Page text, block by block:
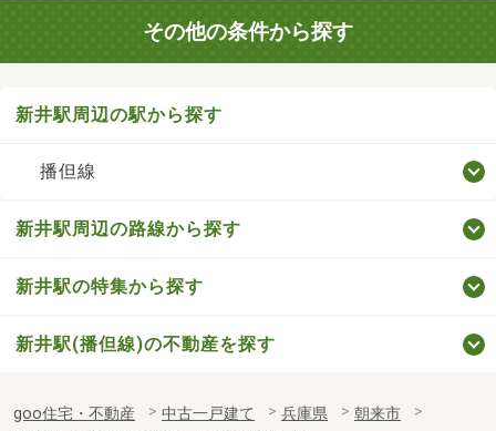
その他の条件から探す
新井駅周辺の駅から探す
播但線
新井駅周辺の路線から探す
新井駅の特集から探す
新井駅(播但線)の不動産を探す
goo住宅・不動産 中古一戸建て 兵庫県
朝来市